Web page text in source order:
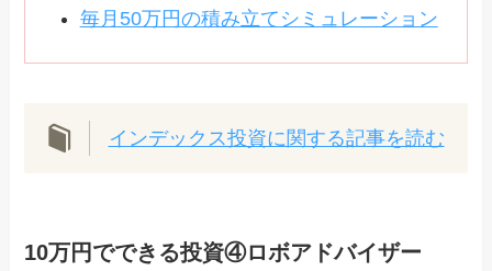
毎月50万円の積み立てシミュレーション
インデックス投資に関する記事を読む
10万円でできる投資④ロボアドバイザー